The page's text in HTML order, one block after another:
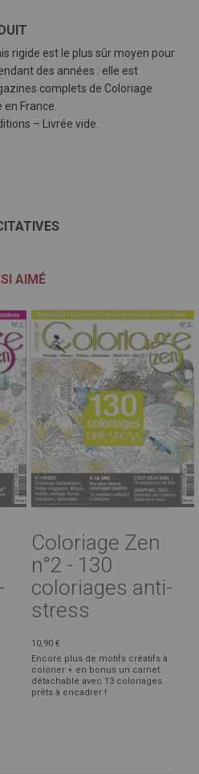
rigide est le plus sûr moyen pour
des années : elle est
complets de Coloriage
France.
– Livrée vide.
AIMÉ
Coloriage Zen
n°2 - 130
coloriages anti-
stress
10,90 €
Encore plus de motifs créatifs à
colorier + en bonus un carnet
détachable avec 13 coloriages
prêts à encadrer !